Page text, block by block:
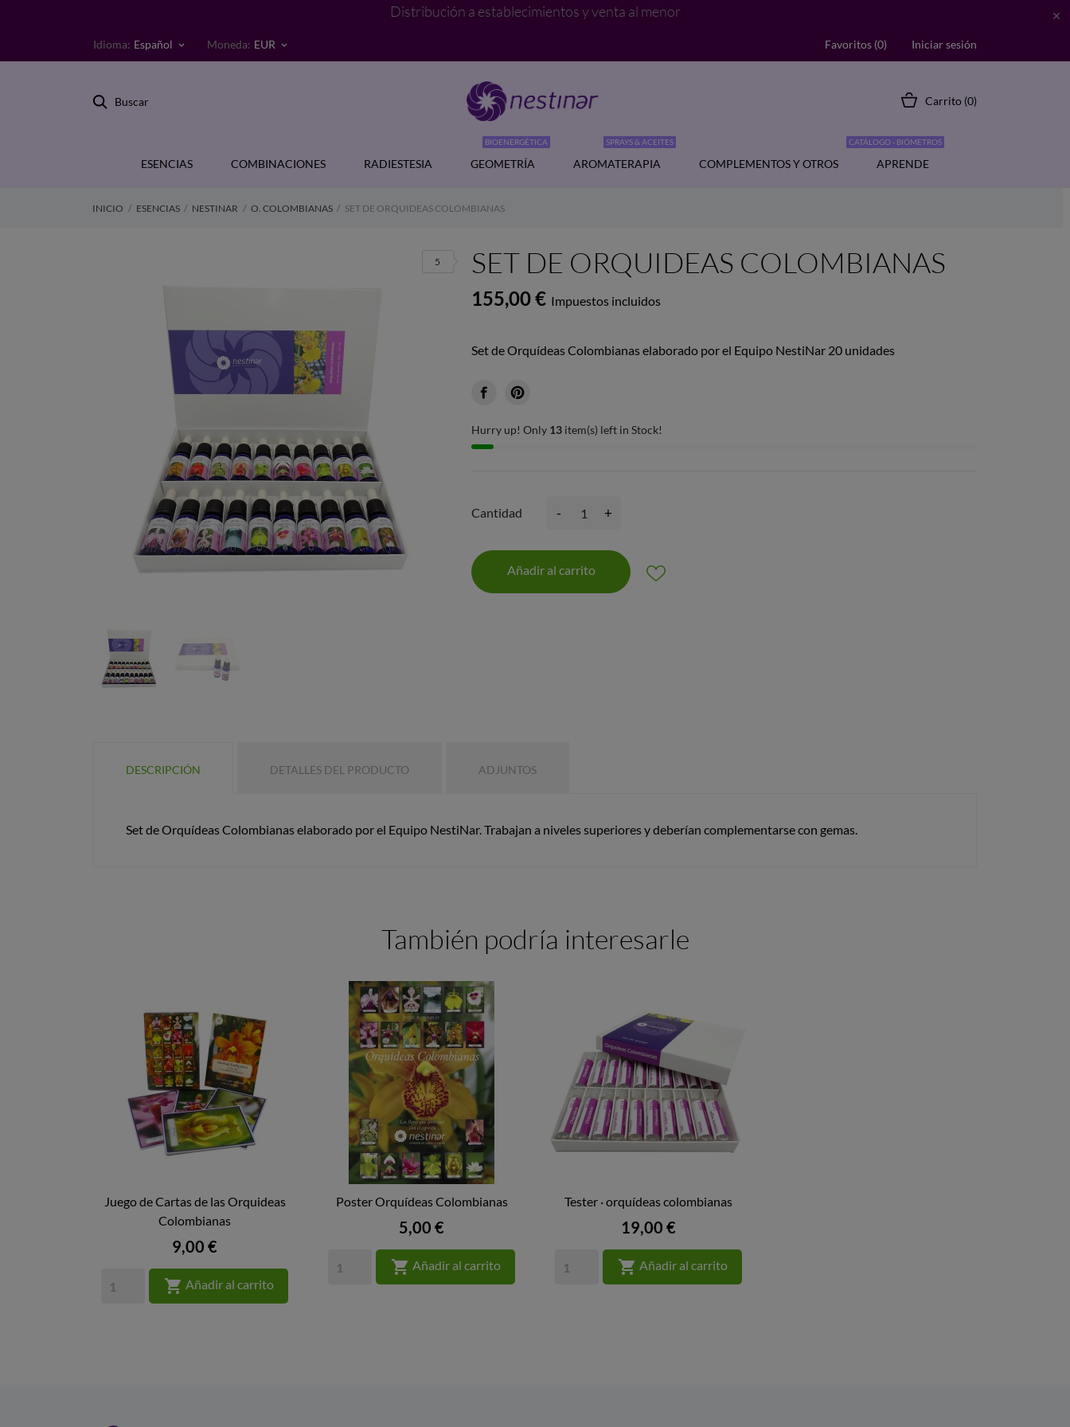
Distribución a establecimientos y venta al menor 
Idioma: Español keyboard_arrow_down Moneda: EUR keyboard_arrow_down Favoritos (0) Iniciar sesión
Buscar Carrito (0)
ESENCIAS COMBINACIONES RADIESTESIA GEOMETRÍA
BIOENERGÉTICA
AROMATERAPIA
SPRAYS & ACEITES
COMPLEMENTOS Y OTROS APRENDE
CATÁLOGO - BIÓMETROS
INICIO ESENCIAS NESTINAR O. COLOMBIANAS SET DE ORQUIDEAS COLOMBIANAS
SET DE ORQUIDEAS COLOMBIANAS
155,00 € Impuestos incluidos
Set de Orquídeas Colombianas elaborado por el Equipo NestiNar 20 unidades
Hurry up! Only 13 item(s) left in Stock!
Cantidad - +
Añadir al carrito
5
DESCRIPCIÓN DETALLES DEL PRODUCTO ADJUNTOS
Set de Orquídeas Colombianas elaborado por el Equipo NestiNar. Trabajan a niveles superiores y deberían complementarse con gemas.
También podría interesarle
VISTA RÁPIDA
Juego de Cartas de las Orquideas
Colombianas
Precio
9,00 €
 Añadir al carrito
VISTA RÁPIDA
Poster Orquídeas Colombianas
Precio
5,00 €
 Añadir al carrito
VISTA RÁPIDA
Tester · orquídeas colombianas
Precio
19,00 €
 Añadir al carrito